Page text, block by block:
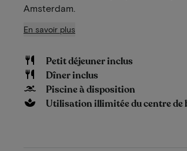
Amsterdam.
En savoir plus
Petit déjeuner inclus
Dîner inclus
Piscine à disposition
Utilisation illimitée du centre de